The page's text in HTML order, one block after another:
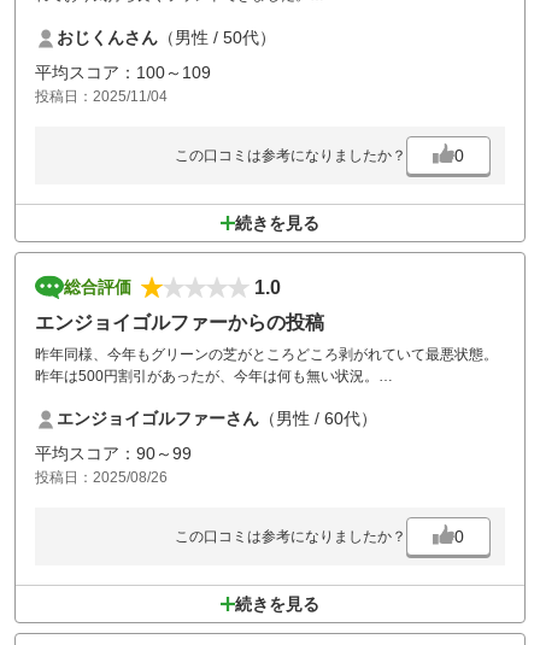
しかしながら支払い時に常連と思われる者と、カウンタースタッフがダ
ラダラと話しこんでおり、かなり待たされました。
痺れを切らし苦言を…と思った際に、他のスタッフが気が付いたよう
で、駆けつけて精算しましたが、確実に視界に入っているにも関わら
コーススタッフの対応は良かったので、帰る間際のその点だけが非常に
おじくんさん （男性 / 50代）
平均スコア：100～109
投稿日：2025/11/04
この口コミは参考になりましたか？ 0
続きを見る
総合評価
1.0
エンジョイゴルファーからの投稿
昨年同様、今年もグリーンの芝がところどころ剥がれていて最悪状態。
昨年は500円割引があったが、今年は何も無い状況。
状・・・もう少し、心くばりがあってもいいのでは・・・
エンジョイゴルファーさん （男性 / 60代）
平均スコア：90～99
投稿日：2025/08/26
この口コミは参考になりましたか？ 0
続きを見る